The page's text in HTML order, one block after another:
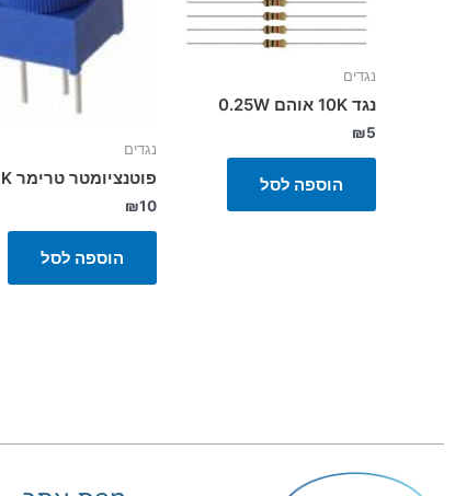
נגדים
נגד 10K אוהם 0.25W
₪5
הוספה לסל
נגדים
פוטנציומטר טרימר 1K
₪10
הוספה לסל